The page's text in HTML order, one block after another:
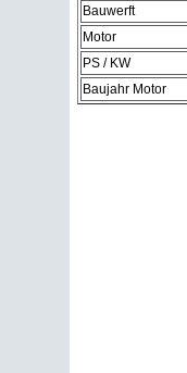
Bauwerft
Motor
PS / KW
Baujahr Motor